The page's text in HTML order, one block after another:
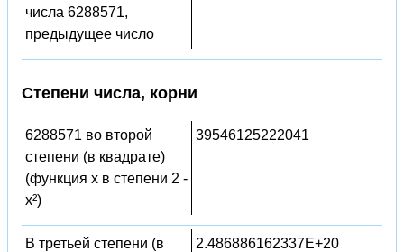
числа 6288571,
предыдущее число
Степени числа, корни
6288571 во второй
степени (в квадрате)
(функция x в степени 2 -
x²)
39546125222041
В третьей степени (в
2.486886162337E+20